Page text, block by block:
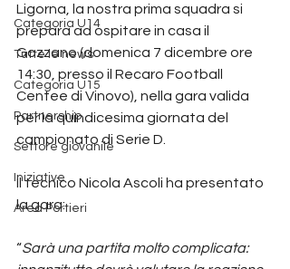
Categoria U14
Tutte le news
Categoria U15
Partnership
Settore giovanile
Iniziative
Area Portieri
Ligorna, la nostra prima squadra si
prepara ad ospitare in casa il
Gozzano (domenica 7 dicembre ore
14:30, presso il Recaro Football
Centee di Vinovo), nella gara valida
per la quindicesima giornata del
campionato di Serie D.
Il tecnico Nicola Ascoli ha presentato
la gara:
“Sarà una partita molto complicata: